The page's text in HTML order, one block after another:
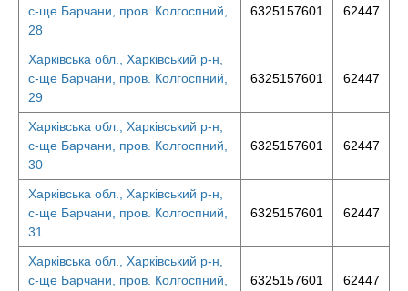
с-ще Барчани, пров. Колгоспний,
28
6325157601 62447
Харківська обл., Харківський р-н,
с-ще Барчани, пров. Колгоспний,
29
6325157601 62447
Харківська обл., Харківський р-н,
с-ще Барчани, пров. Колгоспний,
30
6325157601 62447
Харківська обл., Харківський р-н,
с-ще Барчани, пров. Колгоспний,
31
6325157601 62447
Харківська обл., Харківський р-н,
с-ще Барчани, пров. Колгоспний,
6325157601 62447